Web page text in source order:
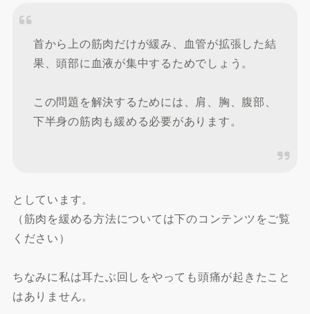
首から上の筋肉だけが緩み、血管が拡張した結
果、頭部に血液が集中するためでしょう。
この問題を解決するためには、肩、胸、腹部、
下半身の筋肉も緩める必要があります。
としています。
（筋肉を緩める方法については下のコンテンツをご覧
ください）
ちなみに私は耳たぶ回しをやっても頭痛が起きたこと
はありません。